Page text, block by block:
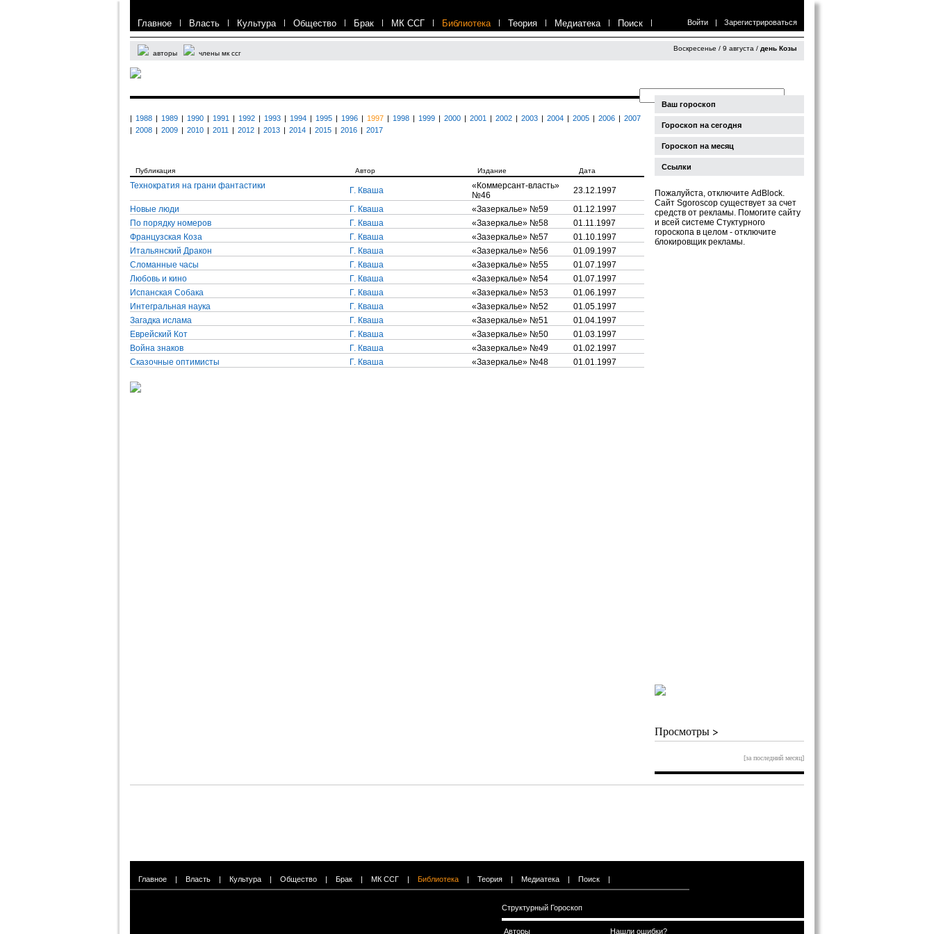
Главное | Власть | Культура | Общество | Брак | МК ССГ | Библиотека | Теория | Медиатека | Поиск | Войти | Зарегистрироваться
авторы члены мк ссг
Воскресенье / 9 августа / день Козы
| 1988 | 1989 | 1990 | 1991 | 1992 | 1993 | 1994 | 1995 | 1996 | 1997 | 1998 | 1999 | 2000 | 2001 | 2002 | 2003 | 2004 | 2005 | 2006 | 2007
| 2008 | 2009 | 2010 | 2011 | 2012 | 2013 | 2014 | 2015 | 2016 | 2017
Публикация Автор Издание Дата
Технократия на грани фантастики Г. Кваша
«Коммерсант-власть»
№46
23.12.1997
Новые люди
Г. Кваша «Зазеркалье» №59
01.12.1997
По порядку номеров
Г. Кваша «Зазеркалье» №58
01.11.1997
Французская Коза
Г. Кваша «Зазеркалье» №57
01.10.1997
Итальянский Дракон
Г. Кваша «Зазеркалье» №56
01.09.1997
Сломанные часы
Г. Кваша «Зазеркалье» №55
01.07.1997
Любовь и кино
Г. Кваша «Зазеркалье» №54
01.07.1997
Испанская Собака
Г. Кваша «Зазеркалье» №53
01.06.1997
Интегральная наука
Г. Кваша «Зазеркалье» №52
01.05.1997
Загадка ислама
Г. Кваша «Зазеркалье» №51
01.04.1997
Еврейский Кот
Г. Кваша «Зазеркалье» №50
01.03.1997
Война знаков
Г. Кваша «Зазеркалье» №49
01.02.1997
Сказочные оптимисты
Г. Кваша «Зазеркалье» №48 01.01.1997
Ваш гороскоп
Гороскоп на сегодня
Гороскоп на месяц
Ссылки
Пожалуйста, отключите AdBlock.
Сайт Sgoroscop существует за счет
средств от рекламы. Помогите сайту
и всей системе Стуктурного
гороскопа в целом - отключите
блокировщик рекламы.
Просмотры >
[за последний месяц]
Главное | Власть | Культура | Общество | Брак | МК ССГ | Библиотека | Теория | Медиатека | Поиск |
Структурный Гороскоп
Авторы Нашли ошибки?